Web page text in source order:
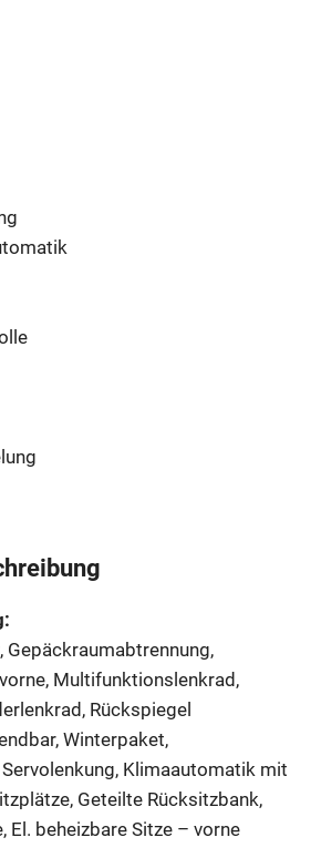
Gepäckraumabtrennung,
Multifunktionslenkrad,
Rückspiegel
Winterpaket,
Klimaautomatik mit
Geteilte Rücksitzbank,
El. beheizbare Sitze – vorne